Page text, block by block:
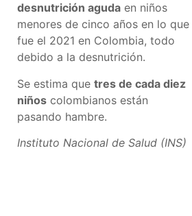
desnutrición aguda en niños
menores de cinco años en lo que
fue el 2021 en Colombia, todo
debido a la desnutrición.
Se estima que tres de cada diez
niños colombianos están
pasando hambre.
Instituto Nacional de Salud (INS)